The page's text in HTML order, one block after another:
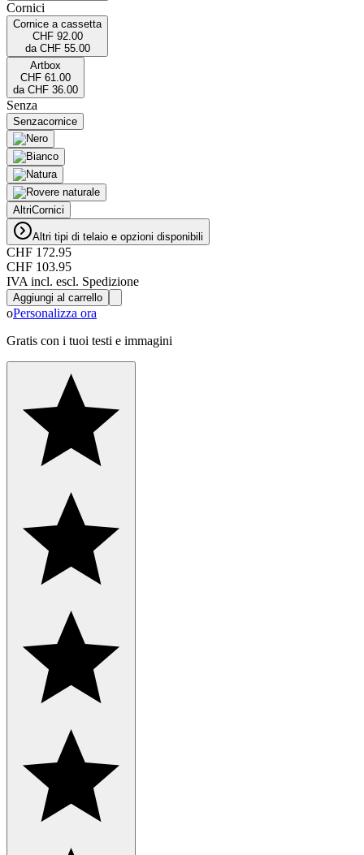
Cornici
Cornice a cassetta
CHF 92.00
da CHF 55.00
Artbox
CHF 61.00
da CHF 36.00
Senza
Senzacornice
AltriCornici
Altri tipi di telaio e opzioni disponibili
CHF 172.95
CHF 103.95
IVA incl. escl. Spedizione
Aggiungi al carrello
oPersonalizza ora
Gratis con i tuoi testi e immagini